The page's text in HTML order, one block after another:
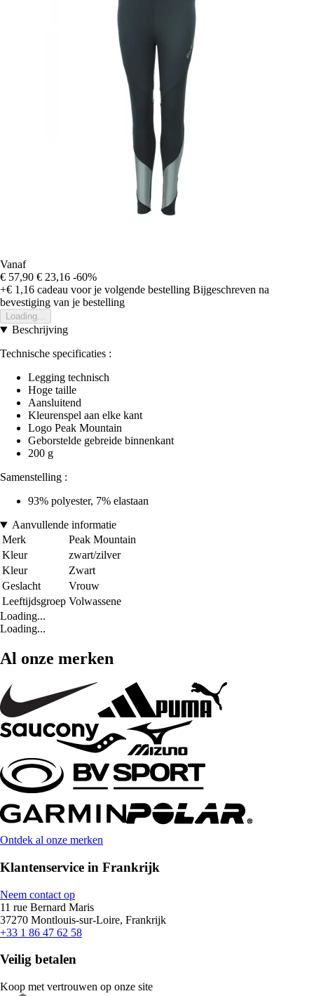
Vanaf
€ 57,90 € 23,16 -60%
+€ 1,16 cadeau voor je volgende bestelling Bijgeschreven na
bevestiging van je bestelling
Loading...
Beschrijving
Technische specificaties :
Legging technisch
Hoge taille
Aansluitend
Kleurenspel aan elke kant
Logo Peak Mountain
Geborstelde gebreide binnenkant
200 g
Samenstelling :
93% polyester, 7% elastaan
Aanvullende informatie
Merk
Peak Mountain
Kleur
zwart/zilver
Kleur
Zwart
Geslacht
Vrouw
Leeftijdsgroep Volwassene
Loading...
Loading...
Al onze merken
Ontdek al onze merken
Klantenservice in Frankrijk
Neem contact op
11 rue Bernard Maris
37270 Montlouis-sur-Loire, Frankrijk
+33 1 86 47 62 58
Veilig betalen
Koop met vertrouwen op onze site